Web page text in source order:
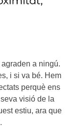
a ningú.
i si va bé. Hem
perquè ens
visió de la
estiu, ara que